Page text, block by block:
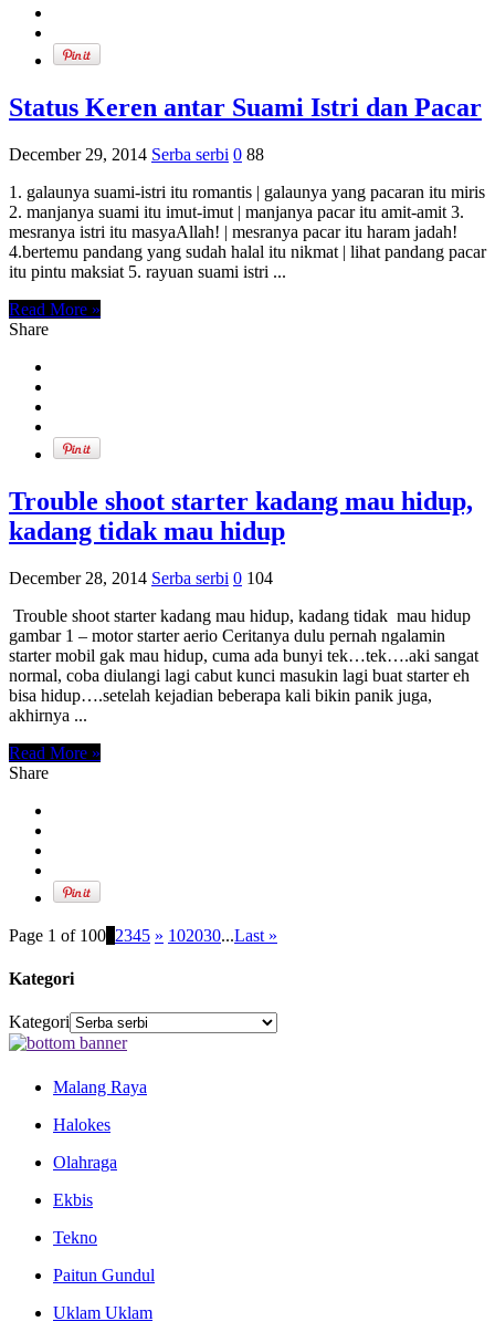
Status Keren antar Suami Istri dan Pacar
December 29, 2014 Serba serbi 0 88
1. galaunya suami-istri itu romantis | galaunya yang pacaran itu miris
2. manjanya suami itu imut-imut | manjanya pacar itu amit-amit 3.
mesranya istri itu masyaAllah! | mesranya pacar itu haram jadah!
4.bertemu pandang yang sudah halal itu nikmat | lihat pandang pacar
itu pintu maksiat 5. rayuan suami istri ...
Read More »
Share
Trouble shoot starter kadang mau hidup,
kadang tidak mau hidup
December 28, 2014 Serba serbi 0 104
Trouble shoot starter kadang mau hidup, kadang tidak mau hidup
gambar 1 – motor starter aerio Ceritanya dulu pernah ngalamin
starter mobil gak mau hidup, cuma ada bunyi tek…tek….aki sangat
normal, coba diulangi lagi cabut kunci masukin lagi buat starter eh
bisa hidup….setelah kejadian beberapa kali bikin panik juga,
akhirnya ...
Read More »
Share
Page 1 of 100 2345 » 102030...Last »
Kategori
Kategori
Malang Raya
Halokes
Olahraga
Ekbis
Tekno
Paitun Gundul
Uklam Uklam